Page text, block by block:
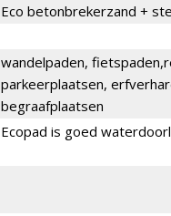
Eco betonbrekerzand +
wandelpaden,
parkeerplaatsen,
begraafplaatsen
Ecopad is goed